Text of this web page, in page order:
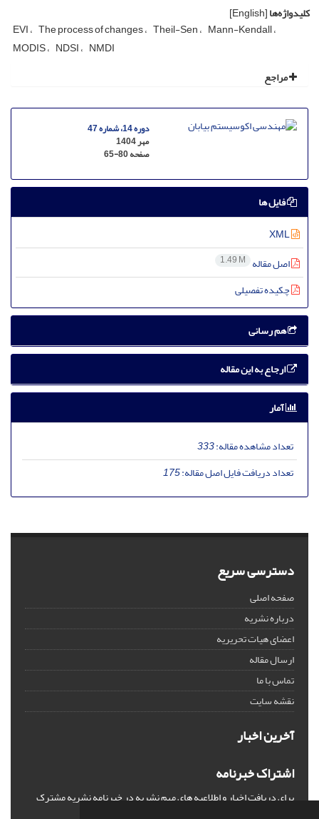
کلیدواژه‌ها[English]
EVI The process of changes Theil-Sen Mann-Kendall
MODIS NDSI NMDI
مراجع
دوره 14، شماره 47
مهر 1404
صفحه65-80
فایل ها
اصل مقاله 1.49 M
چکیده تفصیلی
هم رسانی
ارجاع به این مقاله
آمار
تعداد مشاهده مقاله:333
تعداد دریافت فایل اصل مقاله:175
دسترسی سریع
صفحه اصلی
درباره نشریه
اعضای هیات تحریریه
ارسال مقاله
تماس با ما
نقشه سایت
آخرین اخبار
اشتراک خبرنامه
برای دریافت اخبار و اطلاعیه های مهم نشریه در خبرنامه نشریه مشترک